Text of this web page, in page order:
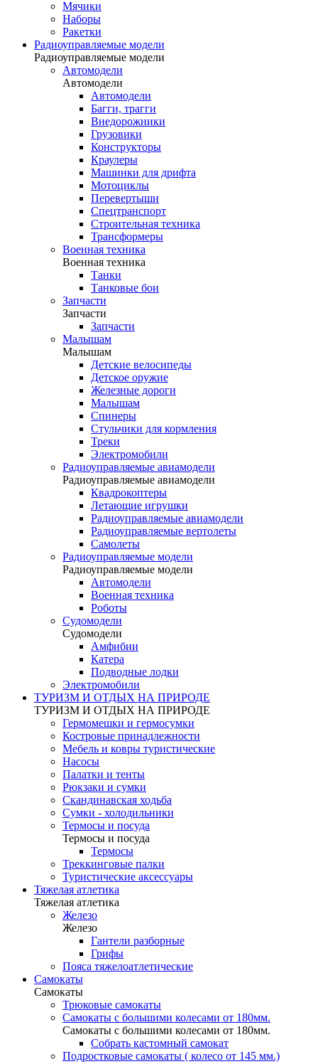
Мячики
Наборы
Ракетки
Радиоуправляемые модели
Радиоуправляемые модели
Автомодели
Автомодели
Автомодели
Багги, трагги
Внедорожники
Грузовики
Конструкторы
Краулеры
Машинки для дрифта
Мотоциклы
Перевертыши
Спецтранспорт
Строительная техника
Трансформеры
Военная техника
Военная техника
Танки
Танковые бои
Запчасти
Запчасти
Запчасти
Малышам
Малышам
Детские велосипеды
Детское оружие
Железные дороги
Малышам
Спинеры
Стульчики для кормления
Треки
Электромобили
Радиоуправляемые авиамодели
Радиоуправляемые авиамодели
Квадрокоптеры
Летающие игрушки
Радиоуправляемые авиамодели
Радиоуправляемые вертолеты
Самолеты
Радиоуправляемые модели
Радиоуправляемые модели
Автомодели
Военная техника
Роботы
Судомодели
Судомодели
Амфибии
Катера
Подводные лодки
Электромобили
ТУРИЗМ И ОТДЫХ НА ПРИРОДЕ
ТУРИЗМ И ОТДЫХ НА ПРИРОДЕ
Гермомешки и гермосумки
Костровые принадлежности
Мебель и ковры туристические
Насосы
Палатки и тенты
Рюкзаки и сумки
Скандинавская ходьба
Сумки - холодильники
Термосы и посуда
Термосы и посуда
Термосы
Треккинговые палки
Туристические аксессуары
Тяжелая атлетика
Тяжелая атлетика
Железо
Железо
Гантели разборные
Грифы
Пояса тяжелоатлетические
Самокаты
Самокаты
Трюковые самокаты
Самокаты с большими колесами от 180мм.
Самокаты с большими колесами от 180мм.
Собрать кастомный самокат
Подростковые самокаты ( колесо от 145 мм.)